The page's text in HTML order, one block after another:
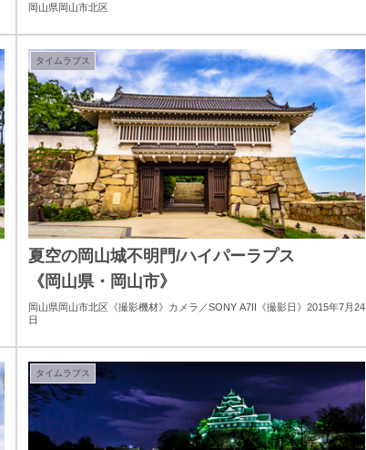
岡山県岡山市北区
タイムラプス
夏空の岡山城不明門/ハイパーラプス
《岡山県・岡山市》
岡山県岡山市北区《撮影機材》カメラ／SONY A7II《撮影日》2015年7月24
日
タイムラプス